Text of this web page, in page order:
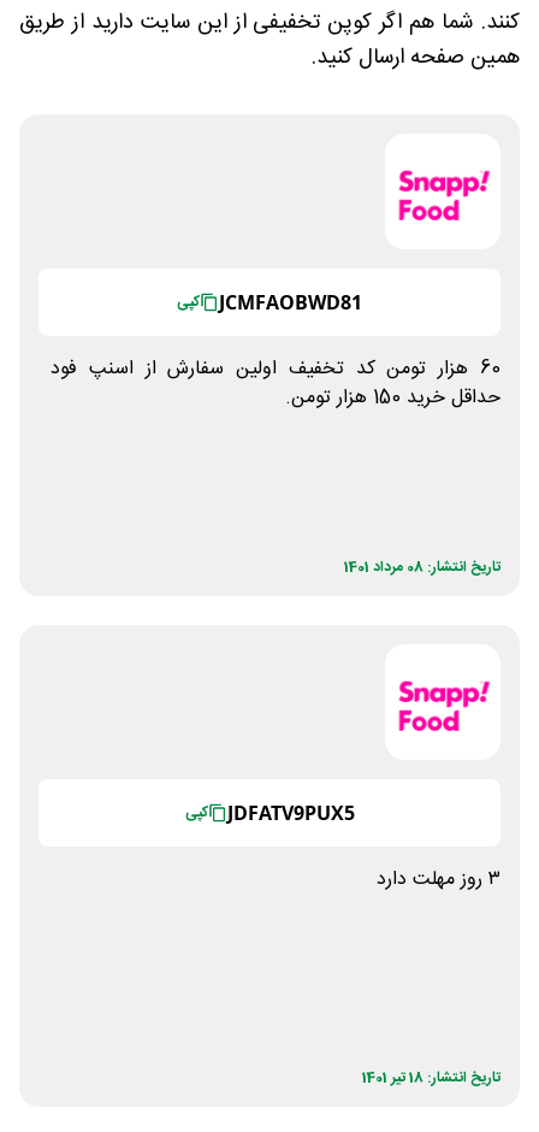
کنند. شما هم اگر کوپن تخفیفی از این سایت دارید از طریق
همین صفحه ارسال کنید.
JCMFAOBWD81 کپی
60 هزار تومن کد تخفیف اولین سفارش از اسنپ فود
حداقل خرید 150 هزار تومن.
تاریخ انتشار: 08 مرداد 1401
JDFATV9PUX5 کپی
۳ روز مهلت دارد
تاریخ انتشار: 18 تیر 1401